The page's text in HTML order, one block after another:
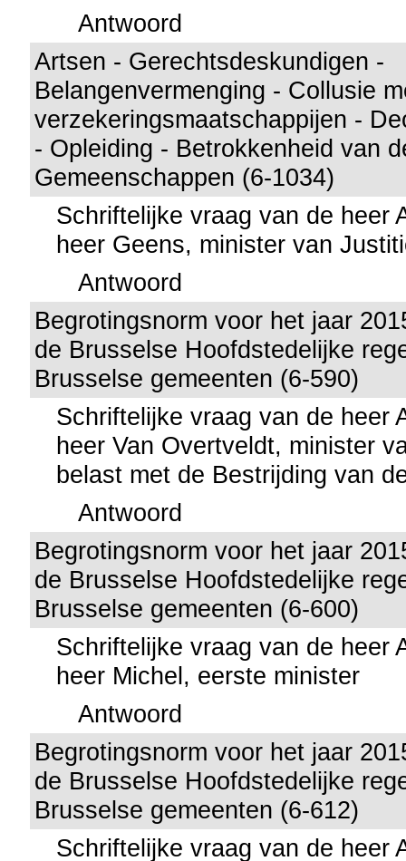
Antwoord
Artsen - Gerechtsdeskundigen -
Belangenvermenging - Collusie
verzekeringsmaatschappijen -
- Opleiding - Betrokkenheid van
Gemeenschappen (6-1034)
Schriftelijke vraag van de heer
heer Geens, minister van
Antwoord
Begrotingsnorm voor het jaar
de Brusselse Hoofdstedelijke
Brusselse gemeenten (6-590)
Schriftelijke vraag van de heer
heer Van Overtveldt, minister
belast met de Bestrijding van
Antwoord
Begrotingsnorm voor het jaar
de Brusselse Hoofdstedelijke
Brusselse gemeenten (6-600)
Schriftelijke vraag van de heer
heer Michel, eerste minister
Antwoord
Begrotingsnorm voor het jaar
de Brusselse Hoofdstedelijke
Brusselse gemeenten (6-612)
Schriftelijke vraag van de heer